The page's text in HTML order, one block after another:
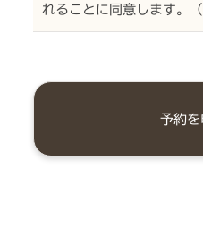
れることに同意します。（